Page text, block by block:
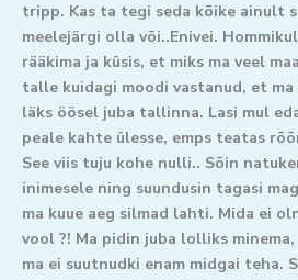
tripp. Kas ta tegi seda kõike ainult
meelejärgi olla või..Enivei.
rääkima ja küsis, et miks ma veel
talle kuidagi moodi vastanud, et
läks öösel juba tallinna. Lasi mul
peale kahte ülesse, emps teatas
See viis tuju kohe nulli.. Sõin
inimesele ning suundusin tagasi
ma kuue aeg silmad lahti. Mida ei
vool ?! Ma pidin juba lolliks
ma ei suutnudki enam midgai teha.